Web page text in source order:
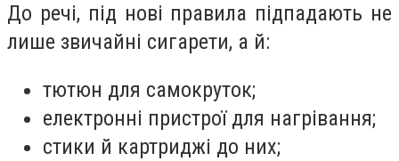
До речі, під нові правила підпадають не
лише звичайні сигарети, а й:
тютюн для самокруток;
електронні пристрої для нагрівання;
стики й картриджі до них;